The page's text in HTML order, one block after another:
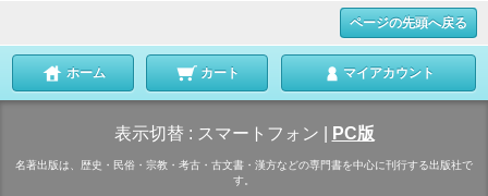
ページの先頭へ戻る
ホーム カート マイアカウント
表示切替 : スマートフォン PC版
名著出版は、歴史・民俗・宗教・考古・古文書・漢方などの専門書を中心に刊行する出版社で
す。